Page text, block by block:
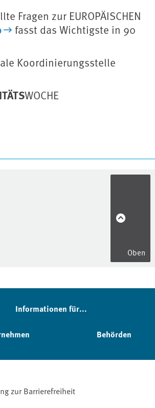
Fragen zur EUROPÄISCHEN
fasst das Wichtigste in 90
Koordinierungsstelle
WOCHE
Oben
Informationen für...
Behörden
zur Barrierefreiheit